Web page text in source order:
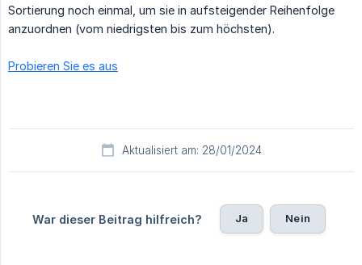
Sortierung noch einmal, um sie in aufsteigender Reihenfolge
anzuordnen (vom niedrigsten bis zum höchsten).
Probieren Sie es aus
Aktualisiert am: 28/01/2024
War dieser Beitrag hilfreich? Ja Nein